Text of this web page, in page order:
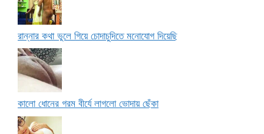
রান্নার কথা ভুলে গিয়ে চোদাচুদিতে মনোযোগ দিয়েছি
কালো ধোনের গরম বীর্যে লাগলো ভোদায় ছেঁকা